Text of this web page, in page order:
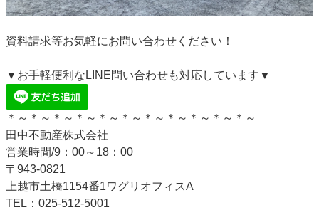
資料請求等お気軽にお問い合わせください！
▼お手軽便利なLINE問い合わせも対応しています▼
＊～＊～＊～＊～＊～＊～＊～＊～＊～＊～＊～
田中不動産株式会社
営業時間/9：00～18：00
〒943-0821
上越市土橋1154番1ワグリオフィスA
TEL：025-512-5001